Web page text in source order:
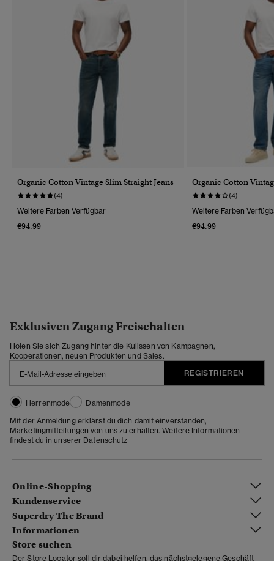
Organic Cotton Vintage Slim Straight Jeans
(4)
Weitere Farben Verfügbar
€94.99
Organic Cotton
(4)
Weitere Farben
€94.99
Exklusiven Zugang Freischalten
Holen Sie sich Zugang hinter die Kulissen von Kampagnen,
Kooperationen, neuen Produkten und Sales.
REGISTRIEREN
Herrenmode
Damenmode
Mit der Anmeldung erklärst du dich damit einverstanden,
Marketingmitteilungen von uns zu erhalten. Weitere Informationen
findest du in unserer Datenschutz
Online-Shopping
Kundenservice
Superdry The Brand
Informationen
Store suchen
Der Store Locator soll dir dabei helfen, das nächstgelegene Geschäft